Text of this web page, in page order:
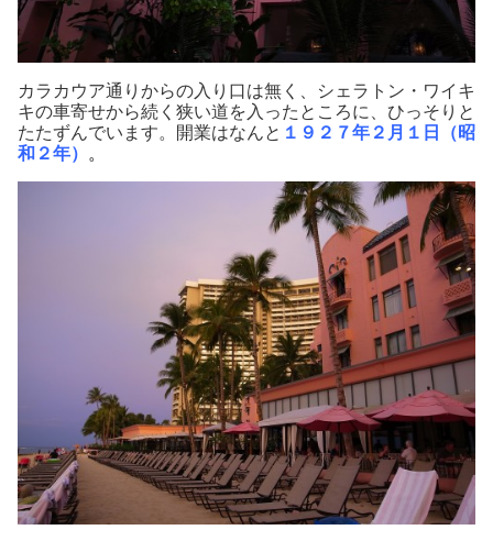
カラカウア通りからの入り口は無く、シェラトン・ワイキ
キの車寄せから続く狭い道を入ったところに、ひっそりと
たたずんでいます。開業はなんと １９２７年２月１日（昭
和２年）
。